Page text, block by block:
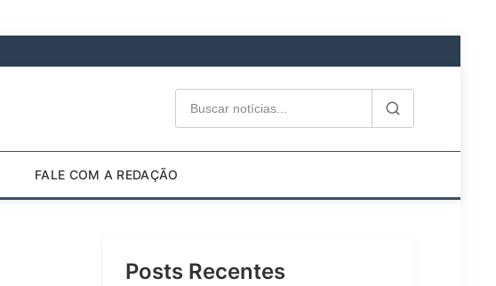
FALE COM A REDAÇÃO
Posts Recentes